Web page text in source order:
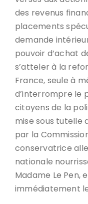
des revenus
placements
demande
pouvoir d’achat
s’atteler à la
France, seule à
d’interrompre le
citoyens de la
mise sous tutelle
par la
conservatrice
nationale
Madame Le Pen,
immédiatement